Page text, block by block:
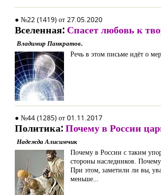
● №22 (1419) от 27.05.2020
Вселенная: Спасет любовь к
Владимир Панкратов.
Речь в этом письме идёт о
● №44 (1285) от 01.11.2017
Политика:Почему в России
Надежда Алисимчик
Почему в России с таким
стороны наследников.
При этом, заметили ли вы,
меньше…